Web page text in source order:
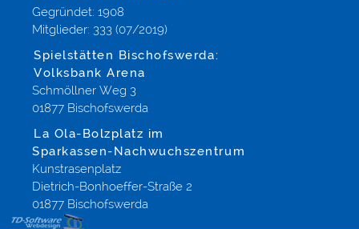
Gegründet: 1908
Mitglieder: 333 (07/2019)
Spielstätten Bischofswerda:
Volksbank Arena
Schmöllner Weg 3
01877 Bischofswerda
La Ola-Bolzplatz im
Sparkassen-Nachwuchszentrum
Kunstrasenplatz
Dietrich-Bonhoeffer-Straße 2
01877 Bischofswerda